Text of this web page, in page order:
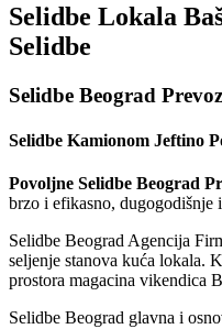
Selidbe Lokala
Selidbe
Selidbe Beograd
Selidbe Kamionom Jeftino
Povoljne Selidbe Beograd
brzo i efikasno, dugogodišnje
Selidbe Beograd Agencija
seljenje stanova kuća lokala.
prostora magacina vikendica
Selidbe Beograd glavna i